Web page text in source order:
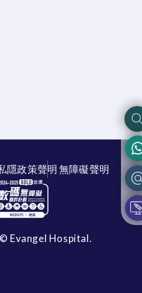
隱政策聲明無障礙聲明
Evangel Hospital.